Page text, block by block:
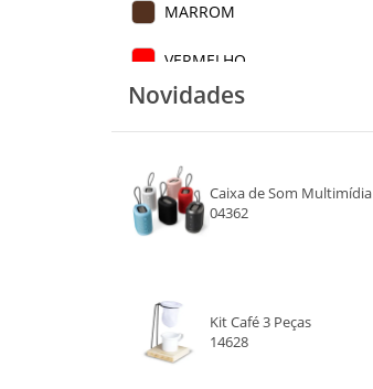
MARROM
VERMELHO
Novidades
Caixa de Som Multimídia
04362
Kit Café 3 Peças
14628